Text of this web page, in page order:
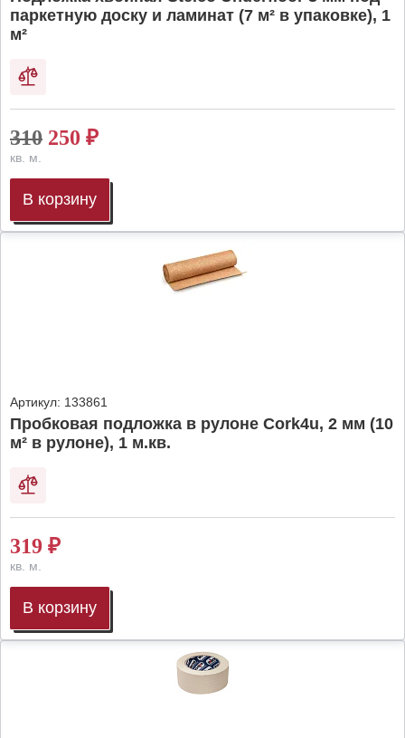
паркетную доску и ламинат (7 м² в упаковке), 1
м²
310 250 ₽
кв. м.
В корзину
Артикул: 133861
Пробковая подложка в рулоне Cork4u, 2 мм (10
м² в рулоне), 1 м.кв.
319 ₽
кв. м.
В корзину